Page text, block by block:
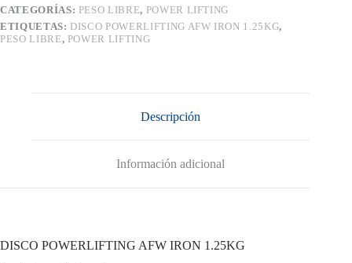
CATEGORÍAS: PESO LIBRE, POWER LIFTING
ETIQUETAS: DISCO POWERLIFTING AFW IRON 1.25KG,
PESO LIBRE, POWER LIFTING
Descripción
Información adicional
DISCO POWERLIFTING AFW IRON 1.25KG